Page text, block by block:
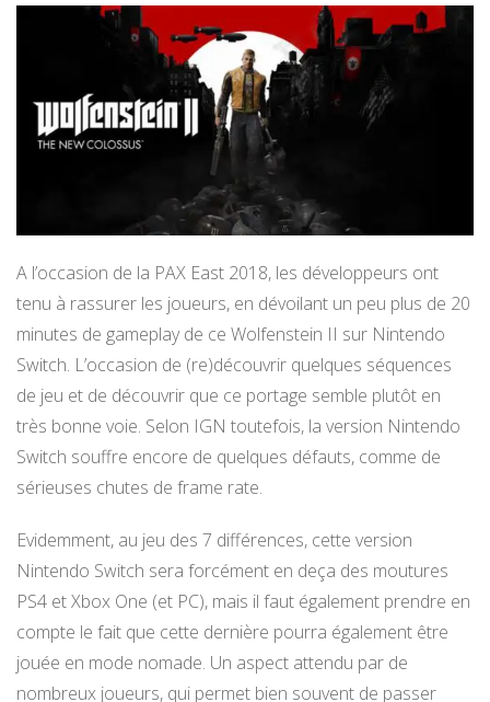
A l’occasion de la PAX East 2018, les développeurs ont
tenu à rassurer les joueurs, en dévoilant un peu plus de 20
minutes de gameplay de ce Wolfenstein II sur Nintendo
Switch. L’occasion de (re)découvrir quelques séquences
de jeu et de découvrir que ce portage semble plutôt en
très bonne voie. Selon IGN toutefois, la version Nintendo
Switch souffre encore de quelques défauts, comme de
sérieuses chutes de frame rate.
Evidemment, au jeu des 7 différences, cette version
Nintendo Switch sera forcément en deça des moutures
PS4 et Xbox One (et PC), mais il faut également prendre en
compte le fait que cette dernière pourra également être
jouée en mode nomade. Un aspect attendu par de
nombreux joueurs, qui permet bien souvent de passer